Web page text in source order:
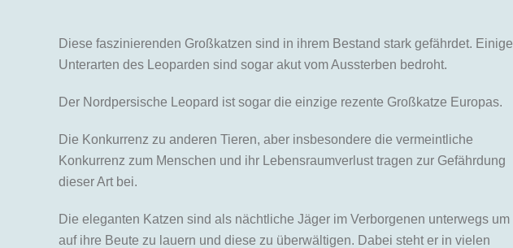
Diese faszinierenden Großkatzen sind in ihrem Bestand stark gefährdet. Einige
Unterarten des Leoparden sind sogar akut vom Aussterben bedroht.
Der Nordpersische Leopard ist sogar die einzige rezente Großkatze Europas.
Die Konkurrenz zu anderen Tieren, aber insbesondere die vermeintliche
Konkurrenz zum Menschen und ihr Lebensraumverlust tragen zur Gefährdung
dieser Art bei.
Die eleganten Katzen sind als nächtliche Jäger im Verborgenen unterwegs um
auf ihre Beute zu lauern und diese zu überwältigen. Dabei steht er in vielen